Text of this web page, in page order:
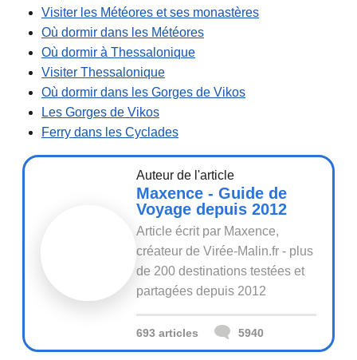
Visiter les Météores et ses monastères
Où dormir dans les Météores
Où dormir à Thessalonique
Visiter Thessalonique
Où dormir dans les Gorges de Vikos
Les Gorges de Vikos
Ferry dans les Cyclades
Auteur de l'article
Maxence - Guide de
Voyage depuis 2012
Article écrit par Maxence,
créateur de Virée-Malin.fr - plus
de 200 destinations testées et
partagées depuis 2012
693 articles 5940